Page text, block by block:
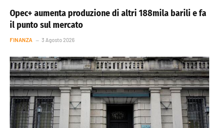
Opec+ aumenta produzione di altri 188mila barili e fa
il punto sul mercato
FINANZA 3 Agosto 2026